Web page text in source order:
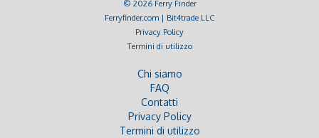
© 2026 Ferry Finder
Ferryfinder.com | Bit4trade LLC
Privacy Policy
Termini di utilizzo
Chi siamo
FAQ
Contatti
Privacy Policy
Termini di utilizzo